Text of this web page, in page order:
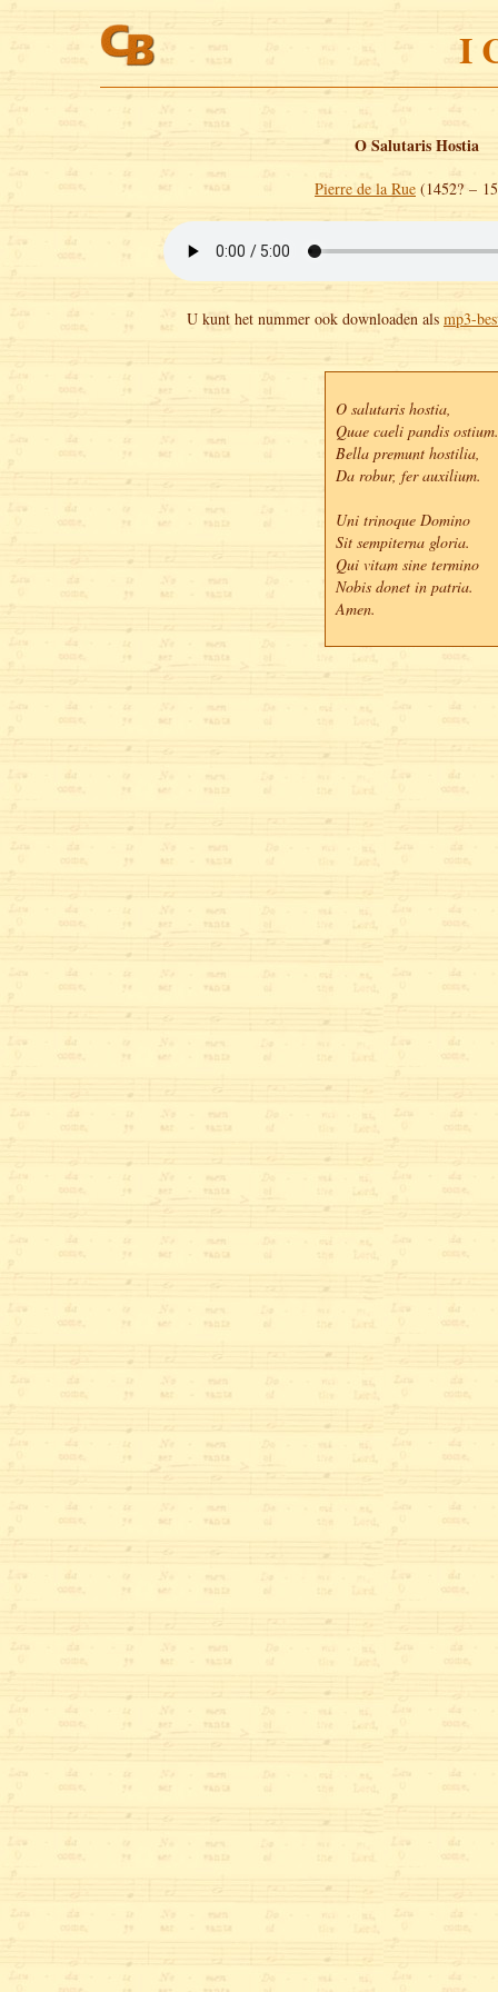
I
O Salutaris Hostia
Pierre de la Rue (1452? –
U kunt het nummer ook downloaden als mp3-
O salutaris hostia,
Quae caeli pandis ostium.
Bella premunt hostilia,
Da robur, fer auxilium.
Uni trinoque Domino
Sit sempiterna gloria.
Qui vitam sine termino
Nobis donet in patria.
Amen.